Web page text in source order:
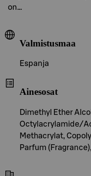
on…
Valmistusmaa
Espanja
Ainesosat
Dimethyl Ether
Octylacrylamide/
Methacrylat,
Parfum